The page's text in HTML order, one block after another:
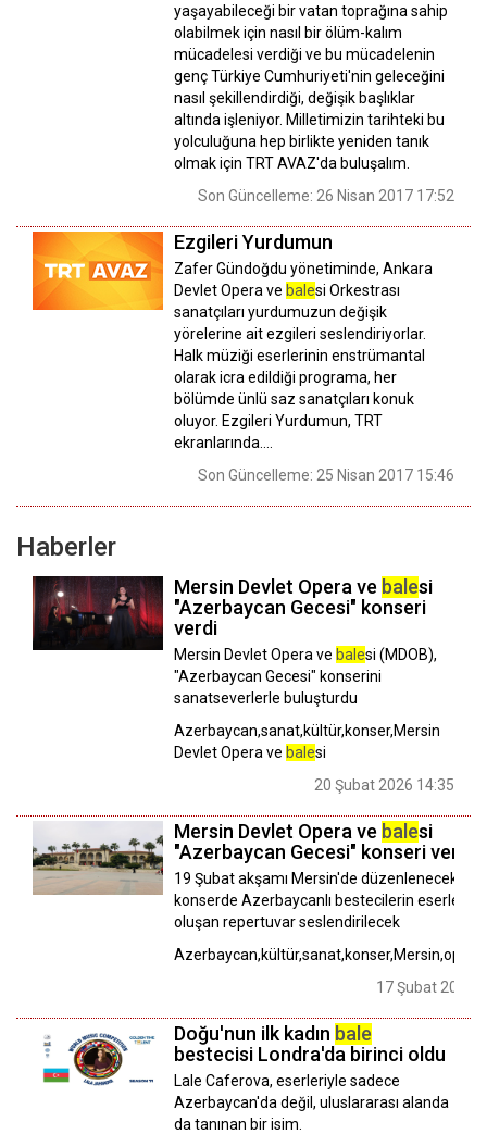
yaşayabileceği bir vatan toprağına sahip
olabilmek için nasıl bir ölüm-kalım
mücadelesi verdiği ve bu mücadelenin
genç Türkiye Cumhuriyeti'nin geleceğini
nasıl şekillendirdiği, değişik başlıklar
altında işleniyor. Milletimizin tarihteki bu
yolculuğuna hep birlikte yeniden tanık
olmak için TRT AVAZ'da buluşalım.
Son Güncelleme: 26 Nisan 2017 17:52
Ezgileri Yurdumun
Zafer Gündoğdu yönetiminde, Ankara
Devlet Opera ve balesi Orkestrası
sanatçıları yurdumuzun değişik
yörelerine ait ezgileri seslendiriyorlar.
Halk müziği eserlerinin enstrümantal
olarak icra edildiği programa, her
bölümde ünlü saz sanatçıları konuk
oluyor. Ezgileri Yurdumun, TRT
ekranlarında....
Son Güncelleme: 25 Nisan 2017 15:46
Haberler
Mersin Devlet Opera ve balesi
"Azerbaycan Gecesi" konseri
verdi
Mersin Devlet Opera ve balesi (MDOB),
"Azerbaycan Gecesi" konserini
sanatseverlerle buluşturdu
Azerbaycan,sanat,kültür,konser,Mersin
Devlet Opera ve balesi
20 Şubat 2026 14:35
Mersin Devlet Opera ve balesi
"Azerbaycan Gecesi" konseri
19 Şubat akşamı Mersin'de düzenlenecek
konserde Azerbaycanlı bestecilerin
oluşan repertuvar seslendirilecek
Azerbaycan,kültür,sanat,konser,Mersin,opera,
17 Şubat 2026
Doğu'nun ilk kadın bale
bestecisi Londra'da birinci oldu
Lale Caferova, eserleriyle sadece
Azerbaycan'da değil, uluslararası alanda
da tanınan bir isim.